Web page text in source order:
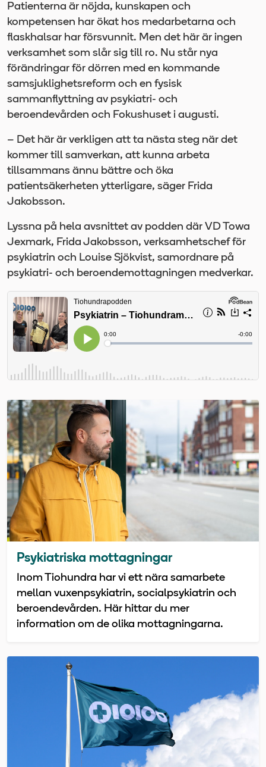
Patienterna är nöjda, kunskapen och
kompetensen har ökat hos medarbetarna och
flaskhalsar har försvunnit. Men det här är ingen
verksamhet som slår sig till ro. Nu står nya
förändringar för dörren med en kommande
samsjuklighetsreform och en fysisk
sammanflyttning av psykiatri- och
beroendevården och Fokushuset i augusti.
– Det här är verkligen att ta nästa steg när det
kommer till samverkan, att kunna arbeta
tillsammans ännu bättre och öka
patientsäkerheten ytterligare, säger Frida
Jakobsson.
Lyssna på hela avsnittet av podden där VD Towa
Jexmark, Frida Jakobsson, verksamhetschef för
psykiatrin och Louise Sjökvist, samordnare på
psykiatri- och beroendemottagningen medverkar.
Psykiatriska mottagningar
Inom Tiohundra har vi ett nära samarbete
mellan vuxenpsykiatrin, socialpsykiatrin och
beroendevården. Här hittar du mer
information om de olika mottagningarna.